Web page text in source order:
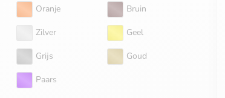
Oranje Bruin
Zilver Geel
Grijs Goud
Paars